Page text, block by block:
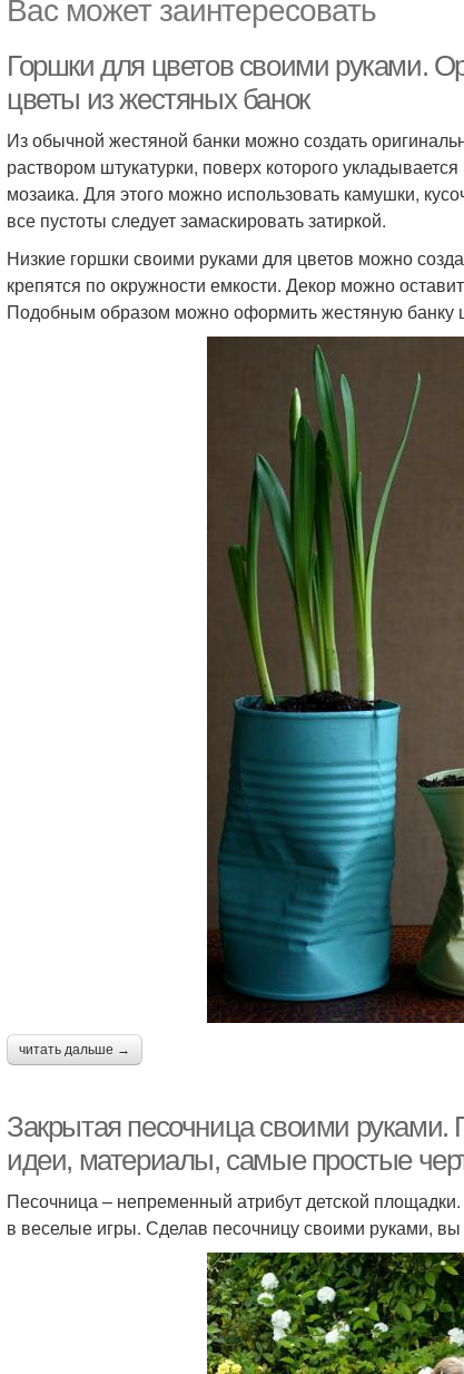
Горшки для цветов своими руками.
цветы из жестяных банок
Из обычной жестяной банки можно создать
раствором штукатурки, поверх которого
мозаика. Для этого можно использовать камушки,
все пустоты следует замаскировать затиркой.
Низкие горшки своими руками для цветов можно
крепятся по окружности емкости. Декор можно
Подобным образом можно оформить жестяную банку
читать дальше →
Закрытая песочница своими
идеи, материалы, самые простые
Песочница – непременный атрибут детской
в веселые игры. Сделав песочницу своими руками,